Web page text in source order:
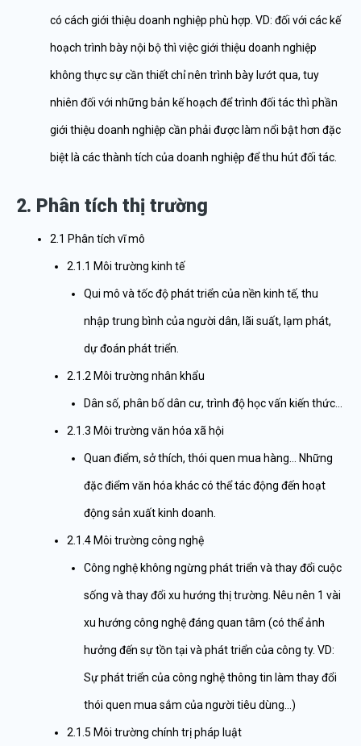
có cách giới thiệu doanh nghiệp phù hợp. VD: đối với các kế
hoạch trình bày nội bộ thì việc giới thiệu doanh nghiệp
không thực sự cần thiết chỉ nên trình bày lướt qua, tuy
nhiên đối với những bản kế hoạch để trình đối tác thì phần
giới thiệu doanh nghiệp cần phải được làm nổi bật hơn đặc
biệt là các thành tích của doanh nghiệp để thu hút đối tác.
2. Phân tích thị trường
2.1 Phân tích vĩ mô
2.1.1 Môi trường kinh tế
Qui mô và tốc độ phát triển của nền kinh tế, thu
nhập trung bình của người dân, lãi suất, lạm phát,
dự đoán phát triển.
2.1.2 Môi trường nhân khẩu
Dân số, phân bố dân cư, trình độ học vấn kiến thức…
2.1.3 Môi trường văn hóa xã hội
Quan điểm, sở thích, thói quen mua hàng… Những
đặc điểm văn hóa khác có thể tác động đến hoạt
động sản xuất kinh doanh.
2.1.4 Môi trường công nghệ
Công nghệ không ngừng phát triển và thay đổi cuộc
sống và thay đổi xu hướng thị trường. Nêu nên 1 vài
xu hướng công nghệ đáng quan tâm (có thể ảnh
hưởng đến sự tồn tại và phát triển của công ty. VD:
Sự phát triển của công nghệ thông tin làm thay đổi
thói quen mua sắm của người tiêu dùng…)
2.1.5 Môi trường chính trị pháp luật